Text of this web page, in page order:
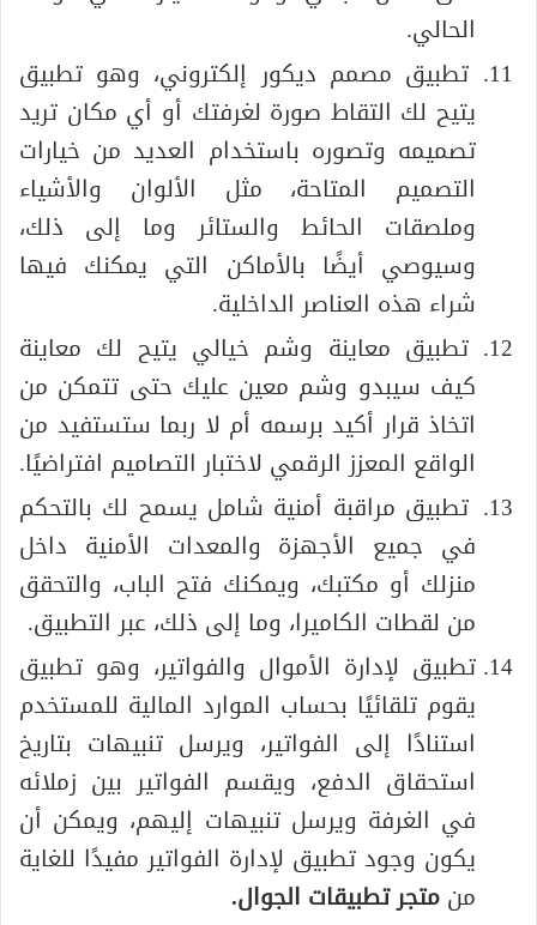
الحالي.
تطبيق مصمم ديكور إلكتروني، وهو تطبيق
يتيح لك التقاط صورة لغرفتك أو أي مكان تريد
تصميمه وتصوره باستخدام العديد من خيارات
التصميم المتاحة، مثل الألوان والأشياء
وملصقات الحائط والستائر وما إلى ذلك،
وسيوصي أيضًا بالأماكن التي يمكنك فيها
شراء هذه العناصر الداخلية.
تطبيق معاينة وشم خيالي يتيح لك معاينة
كيف سيبدو وشم معين عليك حتى تتمكن من
اتخاذ قرار أكيد برسمه أم لا ربما ستستفيد من
الواقع المعزز الرقمي لاختبار التصاميم افتراضيًا.
تطبيق مراقبة أمنية شامل يسمح لك بالتحكم
في جميع الأجهزة والمعدات الأمنية داخل
منزلك أو مكتبك، ويمكنك فتح الباب، والتحقق
من لقطات الكاميرا، وما إلى ذلك، عبر التطبيق.
تطبيق لإدارة الأموال والفواتير، وهو تطبيق
يقوم تلقائيًا بحساب الموارد المالية للمستخدم
استنادًا إلى الفواتير، ويرسل تنبيهات بتاريخ
استحقاق الدفع، ويقسم الفواتير بين زملائه
في الغرفة ويرسل تنبيهات إليهم، ويمكن أن
يكون وجود تطبيق لإدارة الفواتير مفيدًا للغاية
منمتجر تطبيقات الجوال.